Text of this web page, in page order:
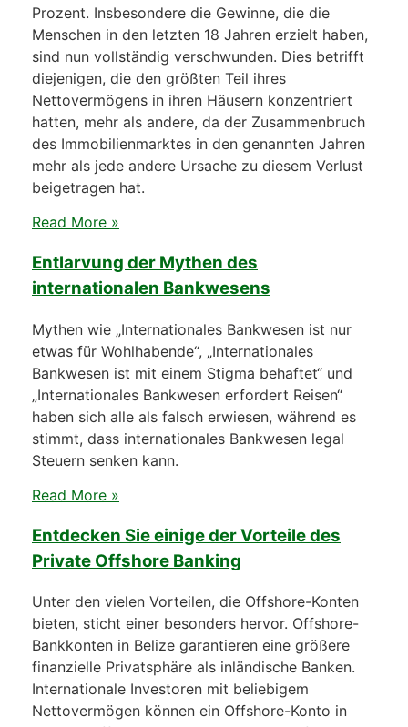
Prozent. Insbesondere die Gewinne, die die
Menschen in den letzten 18 Jahren erzielt haben,
sind nun vollständig verschwunden. Dies betrifft
diejenigen, die den größten Teil ihres
Nettovermögens in ihren Häusern konzentriert
hatten, mehr als andere, da der Zusammenbruch
des Immobilienmarktes in den genannten Jahren
mehr als jede andere Ursache zu diesem Verlust
beigetragen hat.
Read More »
Entlarvung der Mythen des
internationalen Bankwesens
Mythen wie „Internationales Bankwesen ist nur
etwas für Wohlhabende“, „Internationales
Bankwesen ist mit einem Stigma behaftet“ und
„Internationales Bankwesen erfordert Reisen“
haben sich alle als falsch erwiesen, während es
stimmt, dass internationales Bankwesen legal
Steuern senken kann.
Read More »
Entdecken Sie einige der Vorteile des
Private Offshore Banking
Unter den vielen Vorteilen, die Offshore-Konten
bieten, sticht einer besonders hervor. Offshore-
Bankkonten in Belize garantieren eine größere
finanzielle Privatsphäre als inländische Banken.
Internationale Investoren mit beliebigem
Nettovermögen können ein Offshore-Konto in